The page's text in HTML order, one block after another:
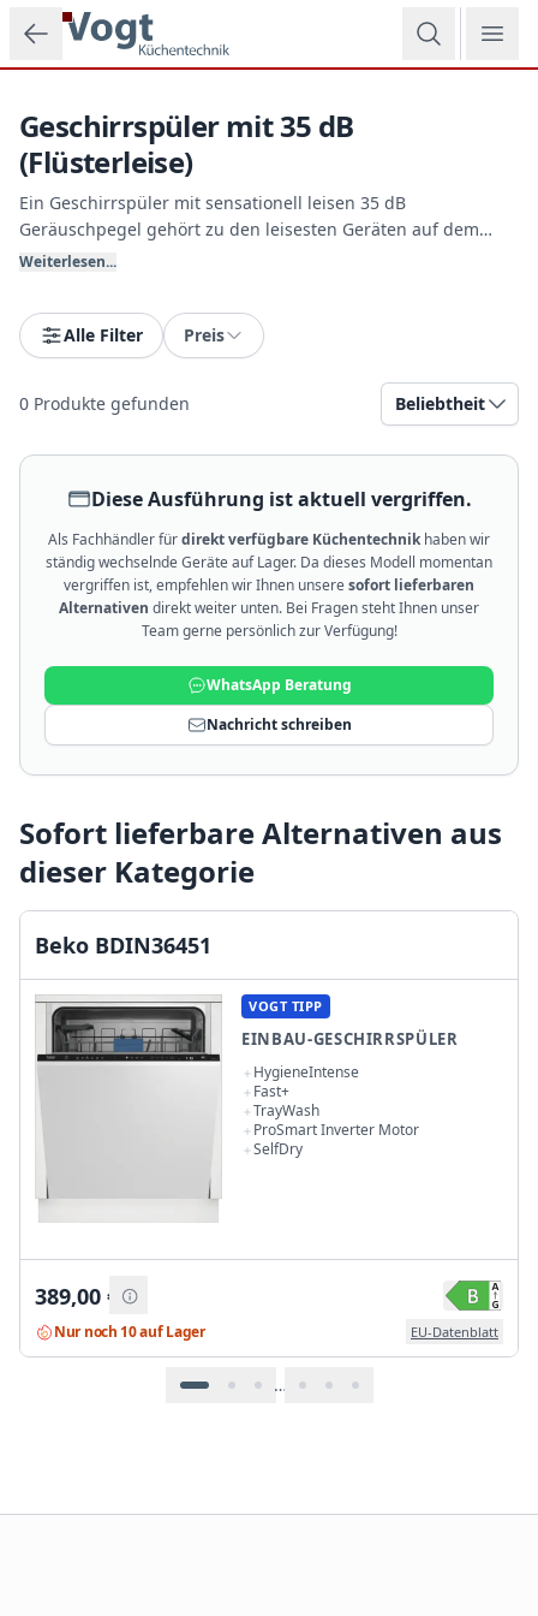
Zum Hauptinhalt springen
Geschirrspüler mit 35 dB
(Flüsterleise)
Ein Geschirrspüler mit sensationell leisen 35 dB
Geräuschpegel gehört zu den leisesten Geräten auf dem
Markt. Er ist im Betrieb praktisch unhörbar – ideal für
in den späten Abendstunden. Bei Vogt Küchentechnik
erhalten Sie diese High-End-Modelle mit exzellenter
Spezialdämpfung.
Weiterlesen...
Alle Filter Preis
0 Produkte gefunden Beliebtheit
Diese Ausführung ist aktuell vergriffen.
Als Fachhändler fürdirekt verfügbare Küchentechnikhaben wir
ständig wechselnde Geräte auf Lager. Da dieses Modell momentan
vergriffen ist, empfehlen wir Ihnen unseresofort lieferbaren
Alternativen direkt weiter unten. Bei Fragen steht Ihnen unser
Team gerne persönlich zur Verfügung!
WhatsApp Beratung
Nachricht schreiben
Sofort lieferbare Alternativen aus
dieser Kategorie
Beko BDIN36451
VOGT TIPP
EINBAU-GESCHIRRSPÜLER
HygieneIntense
Fast+
TrayWash
ProSmart Inverter Motor
SelfDry
389,00 €
Nur noch 10 auf Lager EU-Datenblatt
…